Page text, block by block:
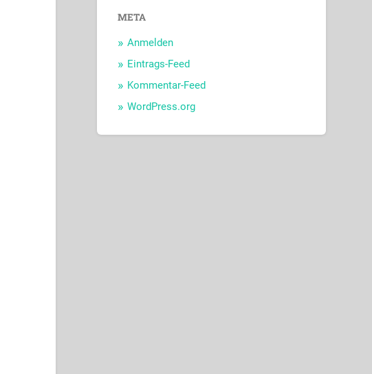
META
Anmelden
Eintrags-Feed
Kommentar-Feed
WordPress.org